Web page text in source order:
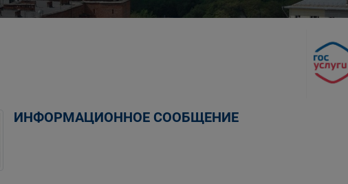
ИНФОРМАЦИОННОЕ СООБЩЕНИЕ